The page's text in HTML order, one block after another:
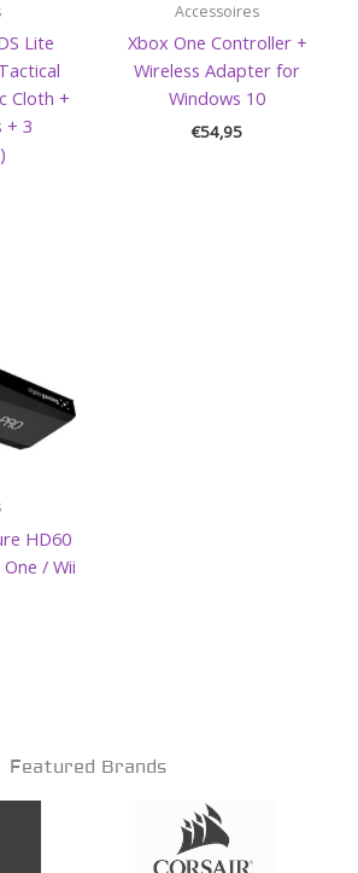
Lite
Cloth +
+ 3
Accessoires
Xbox One Controller +
Wireless Adapter for
Windows 10
€54,95
HD60
/ Wii
Featured Brands